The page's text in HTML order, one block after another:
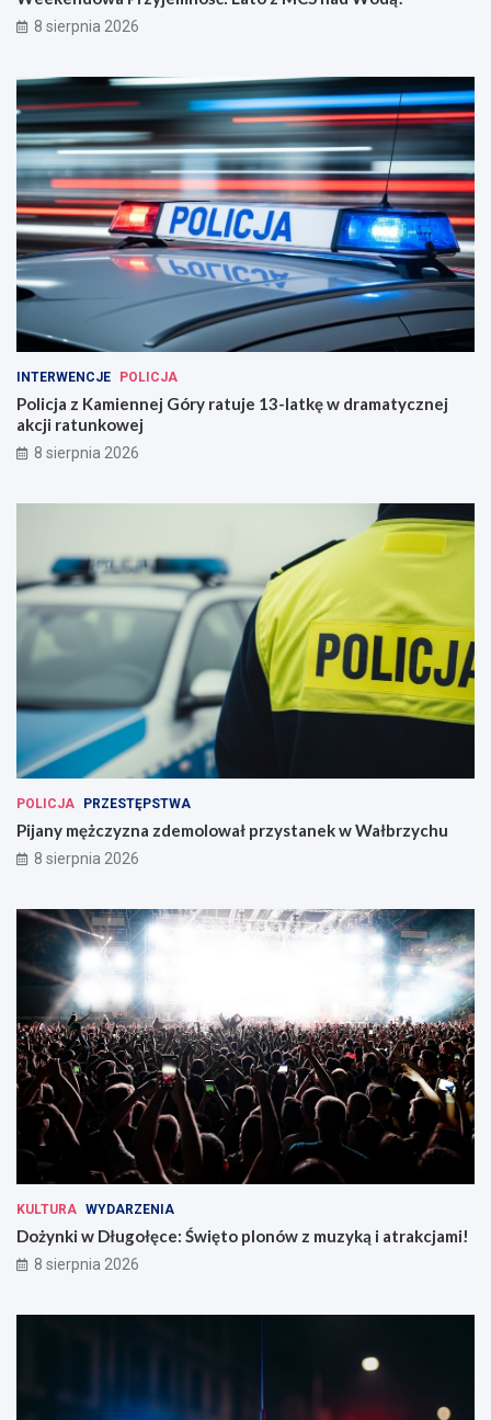
8 sierpnia 2026
INTERWENCJE POLICJA
Policja z Kamiennej Góry ratuje 13-latkę w dramatycznej
akcji ratunkowej
8 sierpnia 2026
POLICJA PRZESTĘPSTWA
Pijany mężczyzna zdemolował przystanek w Wałbrzychu
8 sierpnia 2026
KULTURA WYDARZENIA
Dożynki w Długołęce: Święto plonów z muzyką i atrakcjami!
8 sierpnia 2026